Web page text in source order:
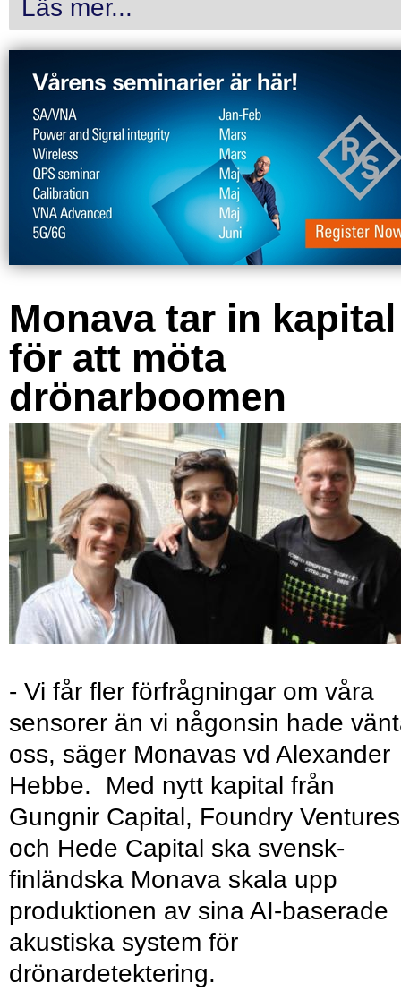
Läs mer...
Monava tar in kapital
för att möta
drönarboomen
- Vi får fler förfrågningar om våra
sensorer än vi någonsin hade
oss, säger Monavas vd Alexander
Hebbe. Med nytt kapital från
Gungnir Capital, Foundry Ventures
och Hede Capital ska svensk-
finländska Monava skala upp
produktionen av sina AI-baserade
akustiska system för
drönardetektering.